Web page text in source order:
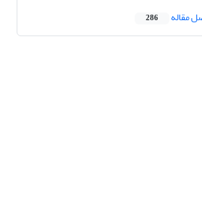
مقاله 286